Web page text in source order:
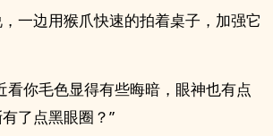
一边用猴爪快速的拍着桌子，加强它
看你毛色显得有些晦暗，眼神也有点
了点黑眼圈？”